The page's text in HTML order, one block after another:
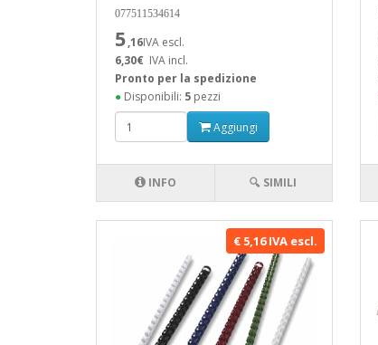
077511534614
5,16IVA escl.
6,30€ IVA incl.
Pronto per la spedizione
●Disponibili: 5pezzi
Aggiungi
INFO 🔍 SIMILI
€ 5,16 IVA escl.